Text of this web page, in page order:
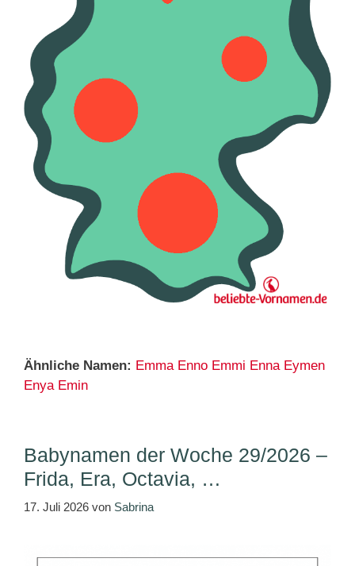
Ähnliche Namen: Emma Enno Emmi Enna Eymen
Enya Emin
Babynamen der Woche 29/2026 –
Frida, Era, Octavia, …
17. Juli 2026 von Sabrina